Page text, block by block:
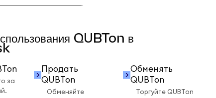
QUBTon в
за
Продать
QUBTon
Обменяйте
Обменять
QUBTon
Торгуйте QUBTon